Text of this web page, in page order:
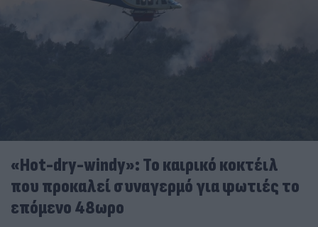
«Hot-dry-windy»: Το καιρικό κοκτέιλ
που προκαλεί συναγερμό για φωτιές το
επόμενο 48ωρο